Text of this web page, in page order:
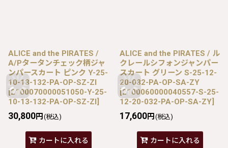
ALICE and the PIRATES /
A/Pタータンチェック柄ジャ
ンパースカート ピンク Y-25-
10-13-132-PA-OP-SZ-ZI
[2100070000051050-Y-25-
10-13-132-PA-OP-SZ-ZI]
30,800円 (税込)
カートに入れる
ALICE and the PIRATES / ル
クレールシフォンジャンパー
スカート グリーン S-25-12-
20-032-PA-OP-SA-ZY
[2100060000040557-S-25-
12-20-032-PA-OP-SA-ZY]
17,600円 (税込)
カートに入れる